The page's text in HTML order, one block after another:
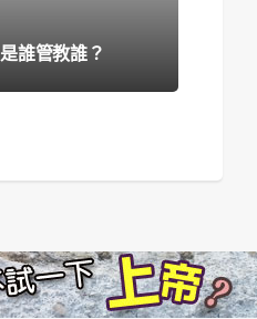
是誰管教誰？